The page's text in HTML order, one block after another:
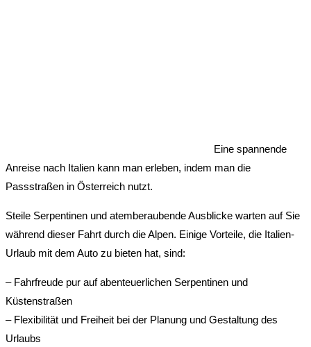
Eine spannende
Anreise nach Italien kann man erleben, indem man die
Passstraßen in Österreich nutzt.
Steile Serpentinen und atemberaubende Ausblicke warten auf Sie
während dieser Fahrt durch die Alpen. Einige Vorteile, die Italien-
Urlaub mit dem Auto zu bieten hat, sind:
– Fahrfreude pur auf abenteuerlichen Serpentinen und
Küstenstraßen
– Flexibilität und Freiheit bei der Planung und Gestaltung des
Urlaubs